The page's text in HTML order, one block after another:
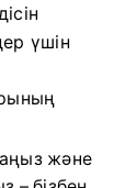
үшін
және